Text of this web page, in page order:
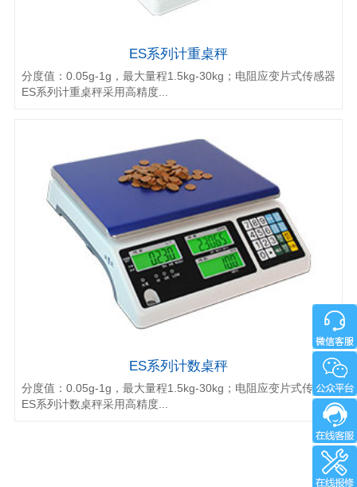
ES系列计重桌秤
分度值：0.05g-1g，最大量程1.5kg-30kg；电阻应变片式传感器
ES系列计重桌秤采用高精度...
ES系列计数桌秤
分度值：0.05g-1g，最大量程1.5kg-30kg；电阻应变片式传感器
ES系列计数桌秤采用高精度...